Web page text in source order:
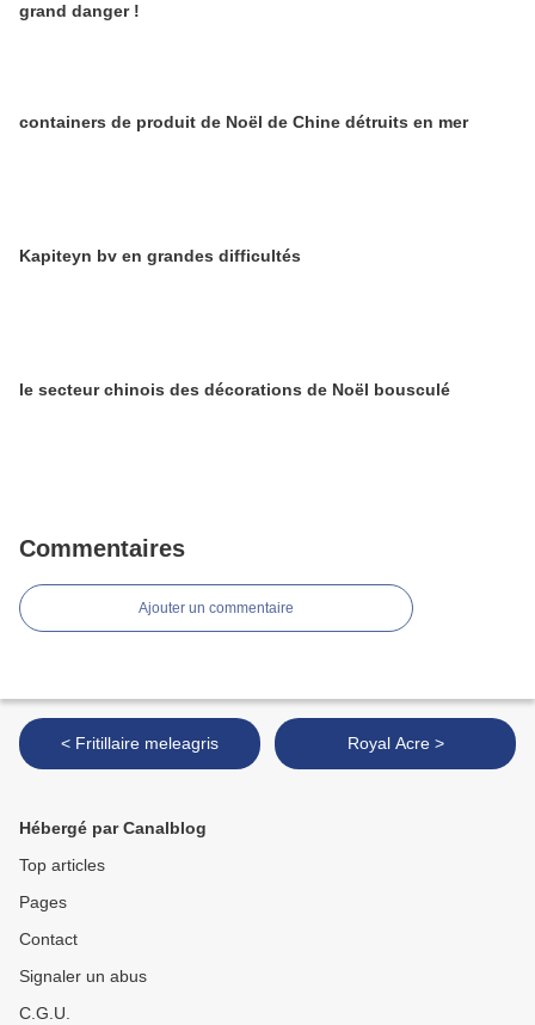
grand danger !
containers de produit de Noël de Chine détruits en mer
Kapiteyn bv en grandes difficultés
le secteur chinois des décorations de Noël bousculé
Commentaires
Ajouter un commentaire
< Fritillaire meleagris Royal Acre >
Hébergé par Canalblog
Top articles
Pages
Contact
Signaler un abus
C.G.U.